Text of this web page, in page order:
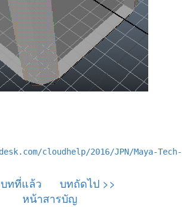
cloudhelp/2016/JPN/Maya-Tech-
ทที่แล้ว
บทถัดไป >>
หน้าสารบัญ